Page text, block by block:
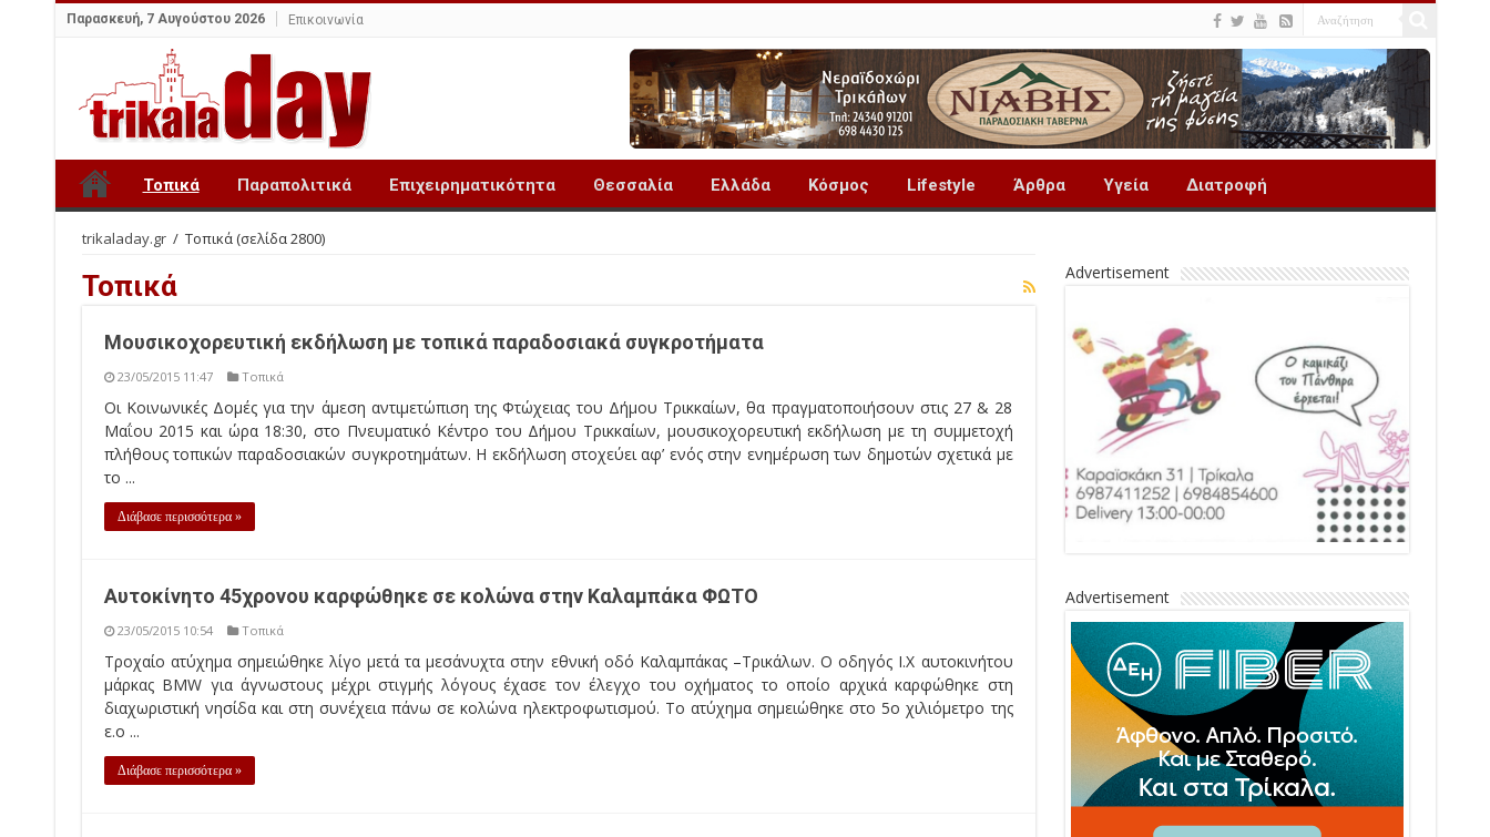
Παρασκευή, 7 Αυγούστου 2026 Επικοινωνία
Τοπικά Παραπολιτικά Επιχειρηματικότητα Θεσσαλία Ελλάδα Κόσμος Lifestyle Άρθρα Υγεία Διατροφή
trikaladay.gr / Τοπικά(σελίδα 2800)
Τοπικά
Μουσικοχορευτική εκδήλωση με τοπικά παραδοσιακά συγκροτήματα
23/05/2015 11:47 Τοπικά
Οι Κοινωνικές Δομές για την άμεση αντιμετώπιση της Φτώχειας του Δήμου Τρικκαίων, θα πραγματοποιήσουν στις 27 & 28
Μαΐου 2015 και ώρα 18:30, στο Πνευματικό Κέντρο του Δήμου Τρικκαίων, μουσικοχορευτική εκδήλωση με τη συμμετοχή
πλήθους τοπικών παραδοσιακών συγκροτημάτων. Η εκδήλωση στοχεύει αφ’ ενός στην ενημέρωση των δημοτών σχετικά με
το ...
Διάβασε περισσότερα »
Αυτοκίνητο 45χρονου καρφώθηκε σε κολώνα στην Καλαμπάκα ΦΩΤΟ
23/05/2015 10:54 Τοπικά
Τροχαίο ατύχημα σημειώθηκε λίγο μετά τα μεσάνυχτα στην εθνική οδό Καλαμπάκας –Τρικάλων. Ο οδηγός Ι.Χ αυτοκινήτου
μάρκας BMW για άγνωστους μέχρι στιγμής λόγους έχασε τον έλεγχο του οχήματος το οποίο αρχικά καρφώθηκε στη
διαχωριστική νησίδα και στη συνέχεια πάνω σε κολώνα ηλεκτροφωτισμού. Το ατύχημα σημειώθηκε στο 5ο χιλιόμετρο της
ε.ο ...
Διάβασε περισσότερα »
Advertisement
Advertisement